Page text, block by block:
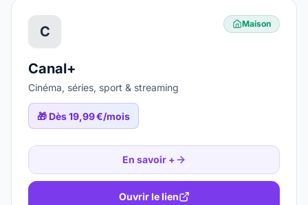
C Maison
Canal+
Cinéma, séries, sport & streaming
🎁 Dès 19,99 €/mois
En savoir +
Ouvrir le lien